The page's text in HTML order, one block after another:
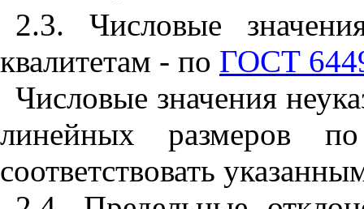
2.3. Числовые значени
квалитетам - по ГОСТ
Числовые значения
линейных размеров
соответствовать